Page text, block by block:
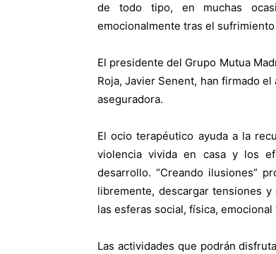
de todo tipo, en muchas
emocionalmente tras el
El presidente del Grupo Mutua
Roja, Javier Senent, han firmado
aseguradora.
El ocio terapéutico ayuda a la
violencia vivida en casa y los
desarrollo. “Creando ilusiones”
libremente, descargar tensiones
las esferas social, física, emocional
Las actividades que podrán